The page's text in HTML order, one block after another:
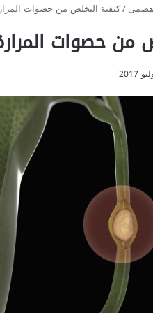
هضمى/كيفية التخلص من حصوات
من حصوات